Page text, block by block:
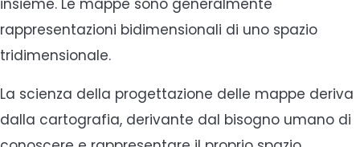
insieme. Le mappe sono generalmente
rappresentazioni bidimensionali di uno spazio
tridimensionale.
La scienza della progettazione delle mappe deriva
dalla cartografia, derivante dal bisogno umano di